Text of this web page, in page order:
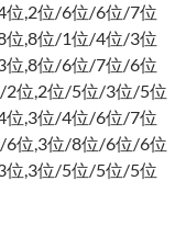
位,2位/6位/6位/7位
位,8位/1位/4位/3位
位,8位/6位/7位/6位
2位,2位/5位/3位/5位
位,3位/4位/6位/7位
6位,3位/8位/6位/6位
位,3位/5位/5位/5位